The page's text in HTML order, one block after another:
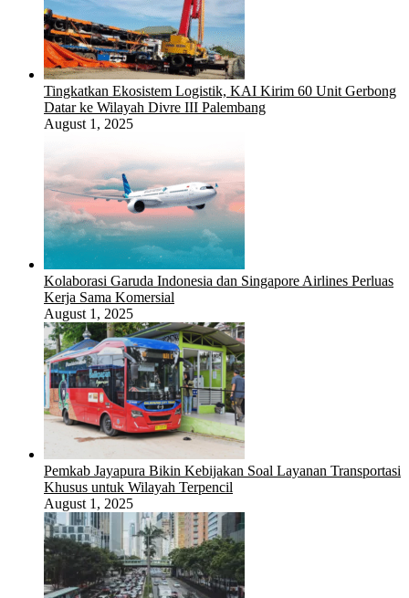
Tingkatkan Ekosistem Logistik, KAI Kirim 60 Unit Gerbong
Datar ke Wilayah Divre III Palembang
August 1, 2025
Kolaborasi Garuda Indonesia dan Singapore Airlines Perluas
Kerja Sama Komersial
August 1, 2025
Pemkab Jayapura Bikin Kebijakan Soal Layanan Transportasi
Khusus untuk Wilayah Terpencil
August 1, 2025